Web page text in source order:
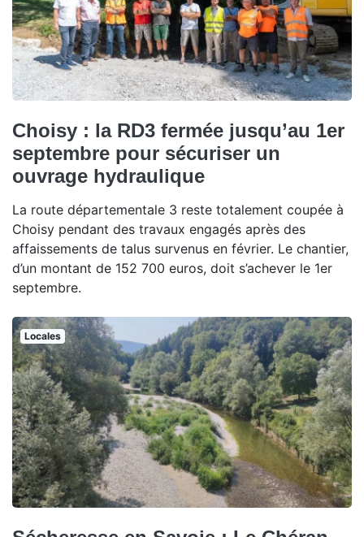
Choisy : la RD3 fermée jusqu’au 1er
septembre pour sécuriser un
ouvrage hydraulique
La route départementale 3 reste totalement coupée à
Choisy pendant des travaux engagés après des
affaissements de talus survenus en février. Le chantier,
d’un montant de 152 700 euros, doit s’achever le 1er
septembre.
Locales